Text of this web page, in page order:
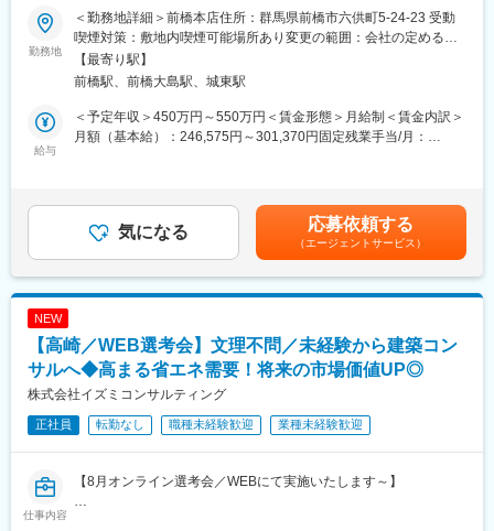
加傾向にあり、現在の5名の建築施工管理技術者では対応出来なく
なることが予想されるため、外部より経験のある人材を増員した
いと考えています。
■業務概要：
当社の経理職にて決算実務と日次の会計の取りまとめを主にご担
当させていただく予定です。
■業務詳細：
・試算表の作成
・決算整理
・修正仕訳 等
・小口現金管理、出納管理、請求書の発行 等
※実務面で不安が生じても顧問会計士のサポートがありますので、
ご安心ください。
経理補助担当者は日次の会計業務を担っています。
■キャリアステップについて：
入社後はまず管理部長の後任として、決算実務と日次会計の取り
まとめを担当していただきます。その後は、管理職候補として法
■当社の安定性について：
勤務地
＜勤務地詳細＞前橋本店住所：群馬県前橋市六供町5-24-23 受動
喫煙対策：敷地内喫煙可能場所あり変更の範囲：会社の定める事
業所
【最寄り駅】
前橋駅、前橋大島駅、城東駅
給与
＜予定年収＞450万円～550万円＜賃金形態＞月給制＜賃金内訳＞
月額（基本給）：246,575円～301,370円固定残業手当/月：
与：有（年2回支給／昨年度、通年で平均して月給2.5か月分を支
給しました。） ■その他の手当：特にありません。賃金はあくま
でも目安の金額であり、選考を通じて上下する可能性がありま
す。月給(月額)は固定手当を含めた表記です。
気になる 応募依頼する
（エージェントサービス）
NEW
【高崎／WEB選考会】文理不問／未経験から建築コン
サルへ◆高まる省エネ需要！将来の市場価値UP◎
株式会社イズミコンサルティング
正社員 転勤なし 職種未経験歓迎 業種未経験歓迎
仕事内容
【8月オンライン選考会／WEBにて実施いたします～】